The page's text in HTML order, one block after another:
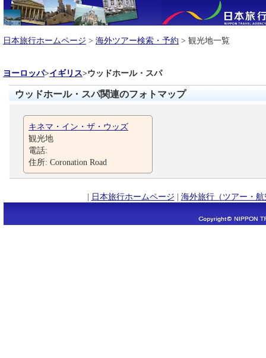
日本旅行ホームページ > 海外ツアー検索・予約 > 観光地一覧
ヨーロッパ>イギリス>ウッドホール・スパ
ウッドホール・スパ関連のフォトマップ
キネマ・イン・ザ・ウッズ
観光地
電話:
住所: Coronation Road
| 日本旅行ホームページ | 海外旅行（ツアー・航